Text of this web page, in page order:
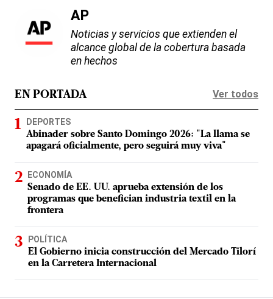
AP
Noticias y servicios que extienden el
alcance global de la cobertura basada
en hechos
EN PORTADA Ver todos
DEPORTES
Abinader sobre Santo Domingo 2026: "La llama se
apagará oficialmente, pero seguirá muy viva"
ECONOMÍA
Senado de EE. UU. aprueba extensión de los
programas que benefician industria textil en la
frontera
POLÍTICA
El Gobierno inicia construcción del Mercado Tilorí
en la Carretera Internacional